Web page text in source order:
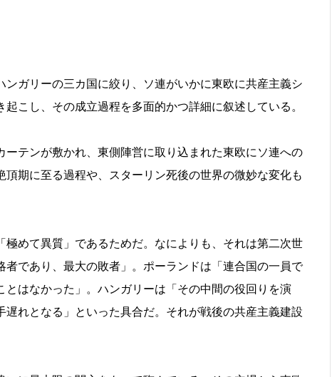
ガリーの三カ国に絞り、ソ連がいかに東欧に共産主義シ
こし、その成立過程を多面的かつ詳細に叙述している。
テンが敷かれ、東側陣営に取り込まれた東欧にソ連への
期に至る過程や、スターリン死後の世界の微妙な変化も
めて異質」であるためだ。なによりも、それは第二次世
であり、最大の敗者」。ポーランドは「連合国の一員で
はなかった」。ハンガリーは「その中間の役回りを演
れとなる」といった具合だ。それが戦後の共産主義建設